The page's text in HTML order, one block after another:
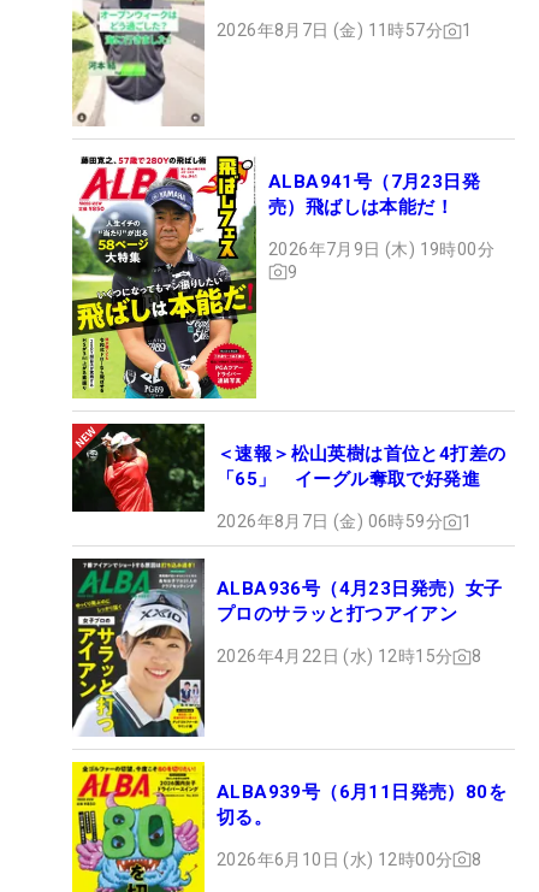
2026年8月7日 (金) 11時57分 1
ALBA941号（7月23日発
売）飛ばしは本能だ！
2026年7月9日 (木) 19時00分
9
＜速報＞松山英樹は首位と4打差の
「65」 イーグル奪取で好発進
2026年8月7日 (金) 06時59分 1
ALBA936号（4月23日発売）女子
プロのサラッと打つアイアン
2026年4月22日 (水) 12時15分 8
ALBA939号（6月11日発売）80を
切る。
2026年6月10日 (水) 12時00分 8